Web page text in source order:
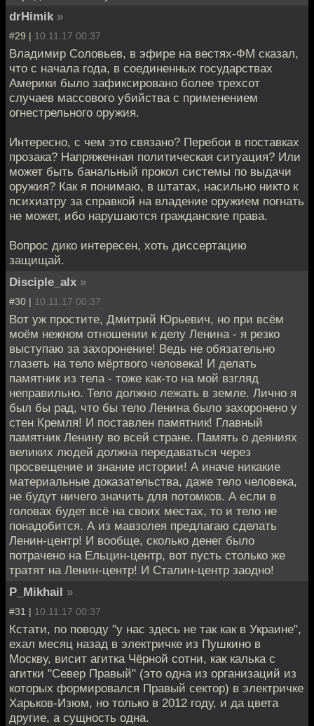
drHimik »
#29 | 10.11.17 00:37
Владимир Соловьев, в эфире на вестях-ФМ сказал,
что с начала года, в соединенных государствах
Америки было зафиксировано более трехсот
случаев массового убийства с применением
огнестрельного оружия.
Интересно, с чем это связано? Перебои в поставках
прозака? Напряженная политическая ситуация? Или
может быть банальный прокол системы по выдачи
оружия? Как я понимаю, в штатах, насильно никто к
психиатру за справкой на владение оружием погнать
не может, ибо нарушаются гражданские права.
Вопрос дико интересен, хоть диссертацию
защищай.
Disciple_alx »
#30 | 10.11.17 00:37
Вот уж простите, Дмитрий Юрьевич, но при всём
моём нежном отношении к делу Ленина - я резко
выступаю за захоронение! Ведь не обязательно
глазеть на тело мёртвого человека! И делать
памятник из тела - тоже как-то на мой взгляд
неправильно. Тело должно лежать в земле. Лично я
был бы рад, что бы тело Ленина было захоронено у
стен Кремля! И поставлен памятник! Главный
памятник Ленину во всей стране. Память о деяниях
великих людей должна передаваться через
просвещение и знание истории! А иначе никакие
материальные доказательства, даже тело человека,
не будут ничего значить для потомков. А если в
головах будет всё на своих местах, то и тело не
понадобится. А из мавзолея предлагаю сделать
Ленин-центр! И вообще, сколько денег было
потрачено на Ельцин-центр, вот пусть столько же
тратят на Ленин-центр! И Сталин-центр заодно!
P_Mikhail »
#31 | 10.11.17 00:37
Кстати, по поводу "у нас здесь не так как в Украине",
ехал месяц назад в электричке из Пушкино в
Москву, висит агитка Чёрной сотни, как калька с
агитки "Север Правый" (это одна из организаций из
которых формировался Правый сектор) в электричке
Харьков-Изюм, но только в 2012 году, и да цвета
другие, а сущность одна.